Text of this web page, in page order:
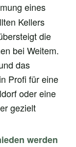
eines
Kellers
die
bei Weitem.
das
Profi für eine
oder eine
gezielt
werden